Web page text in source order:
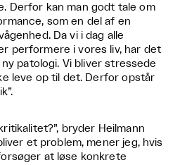
Derfor kan man godt tale om
som en del af en
Da vi i dag alle
performere i vores liv, har det
patologi. Vi bliver stressede
leve op til det. Derfor opstår
bryder Heilmann
et problem, mener jeg, hvis
at løse konkrete